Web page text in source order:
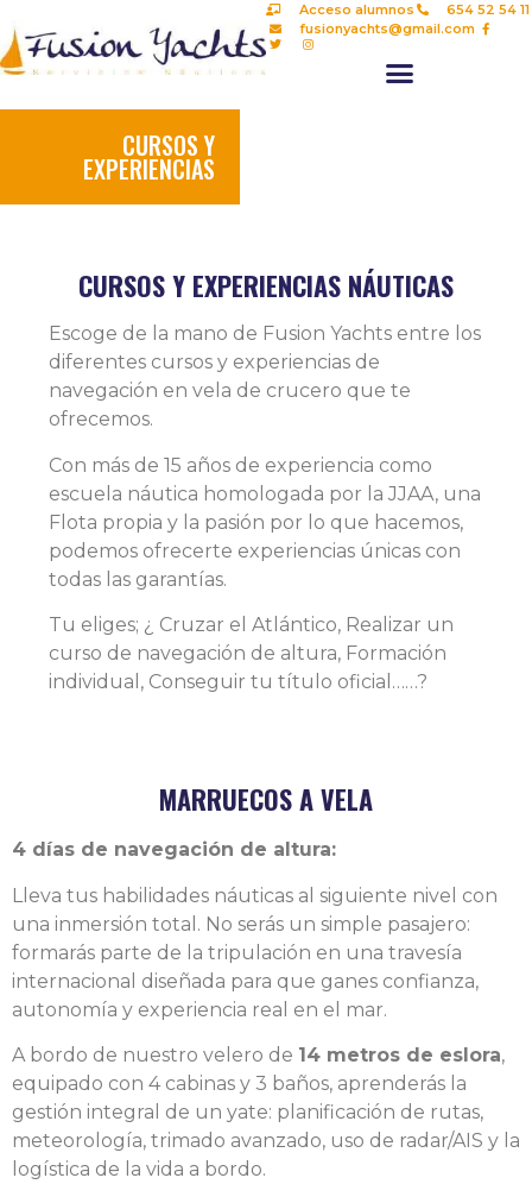
Acceso alumnos
654 52 54 11
fusionyachts@gmail.com
CURSOS Y
EXPERIENCIAS
CURSOS Y EXPERIENCIAS NÁUTICAS
Escoge de la mano de Fusion Yachts entre los
diferentes cursos y experiencias de
navegación en vela de crucero que te
ofrecemos.
Con más de 15 años de experiencia como
escuela náutica homologada por la JJAA, una
Flota propia y la pasión por lo que hacemos,
podemos ofrecerte experiencias únicas con
todas las garantías.
Tu eliges; ¿ Cruzar el Atlántico, Realizar un
curso de navegación de altura, Formación
individual, Conseguir tu título oficial……?
MARRUECOS A VELA
4 días de navegación de altura:
Lleva tus habilidades náuticas al siguiente nivel con
una inmersión total. No serás un simple pasajero:
formarás parte de la tripulación en una travesía
internacional diseñada para que ganes confianza,
autonomía y experiencia real en el mar.
A bordo de nuestro velero de 14 metros de eslora,
equipado con 4 cabinas y 3 baños, aprenderás la
gestión integral de un yate: planificación de rutas,
meteorología, trimado avanzado, uso de radar/AIS y la
logística de la vida a bordo.